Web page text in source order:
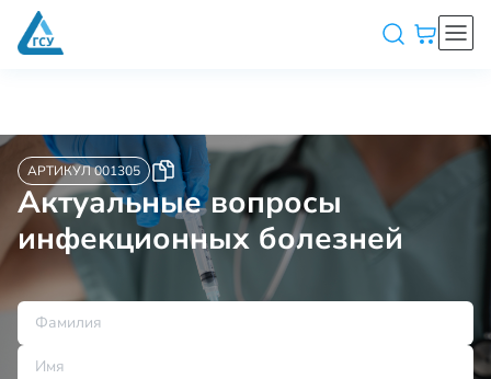
АРТИКУЛ 001305
Актуальные вопросы
инфекционных болезней